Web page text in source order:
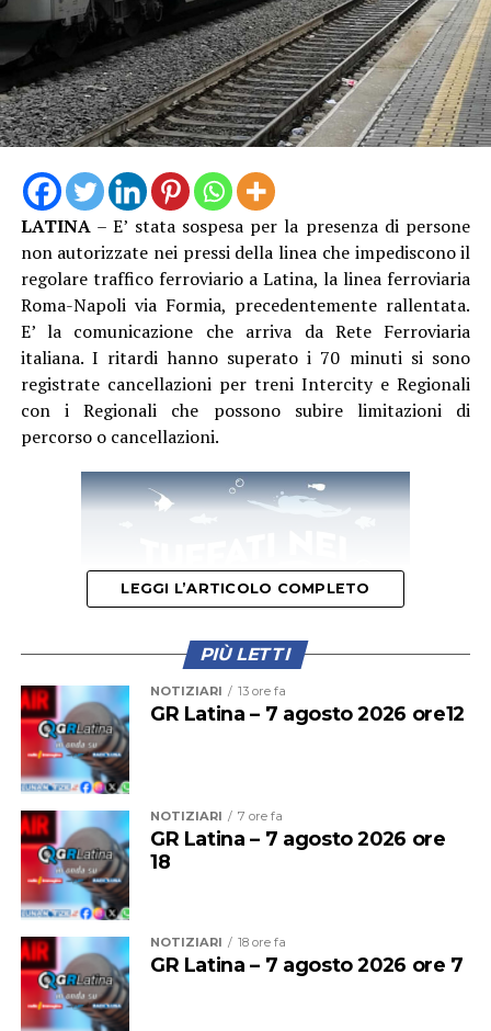
“Cercheremo in tutte le sedi di farci sentire, ma abbiamo
sempre utilizzato gli strumenti di legge. È ovvio che
qualora una situazione del genere dovesse continuare,
aprire le procedure di raffreddamento e conciliazione
sarebbe un passo ipotizzabile”.
LATINA– E’ stata sospesa per la presenza di persone
non autorizzate nei pressi della linea che impediscono il
regolare traffico ferroviario a Latina, la linea ferroviaria
Roma-Napoli via Formia, precedentemente rallentata.
E’ la comunicazione che arriva da Rete Ferroviaria
italiana. I ritardi hanno superato i 70 minuti si sono
registrate cancellazioni per treni Intercity e Regionali
con i Regionali che possono subire limitazioni di
percorso o cancellazioni.
Questa mattina il primo treno a fermarsi alla stazione di
Cisterna era stato il regionale partito alle 11,56 dalla
stazione Termini. La presenza di una persona che dava
in escandescenza sui binari aveva costretto il treno a
fermarsi alla stazione precedente. La situazione
sembrava inizialmente rientrata, poi la sospensione del
traffico.
LEGGI L’ARTICOLO COMPLETO
PIÙ LETTI
NOTIZIARI 13 ore fa
GR Latina – 7 agosto 2026 ore12
NOTIZIARI 7 ore fa
GR Latina – 7 agosto 2026 ore
18
NOTIZIARI 18 ore fa
GR Latina – 7 agosto 2026 ore 7